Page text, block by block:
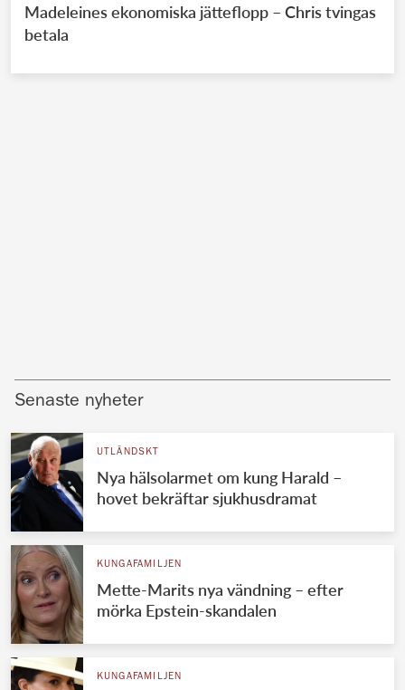
Madeleines ekonomiska jätteflopp – Chris tvingas
betala
Senaste nyheter
UTLÄNDSKT
Nya hälsolarmet om kung Harald –
hovet bekräftar sjukhusdramat
KUNGAFAMILJEN
Mette-Marits nya vändning – efter
mörka Epstein-skandalen
KUNGAFAMILJEN